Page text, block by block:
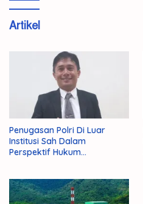
Artikel
Penugasan Polri Di Luar
Institusi Sah Dalam
Perspektif Hukum